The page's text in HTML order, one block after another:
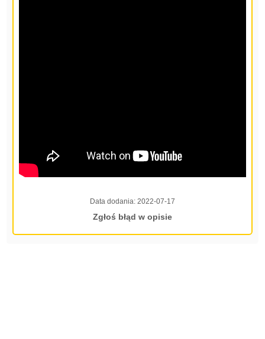
Data dodania: 2022-07-17
Zgłoś błąd w opisie